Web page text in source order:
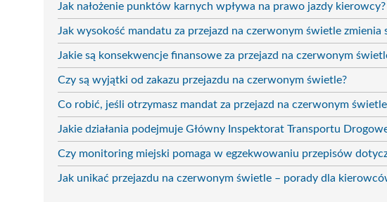
Jak nałożenie punktów karnych wpływa na prawo jazdy kierowcy?
Jak wysokość mandatu za przejazd na czerwonym świetle zmienia
Jakie są konsekwencje finansowe za przejazd na czerwonym
Czy są wyjątki od zakazu przejazdu na czerwonym świetle?
Co robić, jeśli otrzymasz mandat za przejazd na czerwonym
Jakie działania podejmuje Główny Inspektorat Transportu
Czy monitoring miejski pomaga w egzekwowaniu przepisów
Jak unikać przejazdu na czerwonym świetle – porady dla